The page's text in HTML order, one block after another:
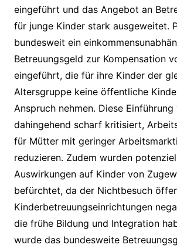
eingeführt und das Angebot an
für junge Kinder stark ausgeweitet.
bundesweit ein
Betreuungsgeld zur Kompensation
eingeführt, die für ihre Kinder der
Altersgruppe keine öffentliche
Anspruch nehmen. Diese Einführung
dahingehend scharf kritisiert,
für Mütter mit geringer
reduzieren. Zudem wurden
Auswirkungen auf Kinder von
befürchtet, da der Nichtbesuch
Kinderbetreuungseinrichtungen
die frühe Bildung und Integration
wurde das bundesweite